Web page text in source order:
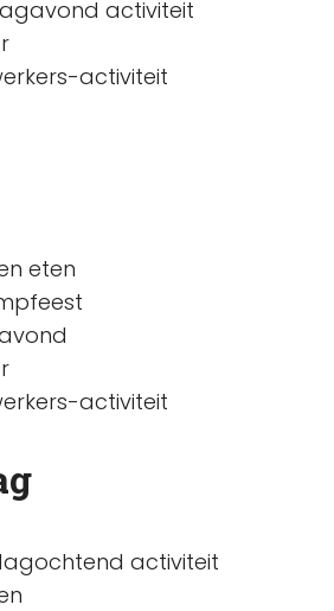
activiteit
activiteit
eten
activiteit
activiteit